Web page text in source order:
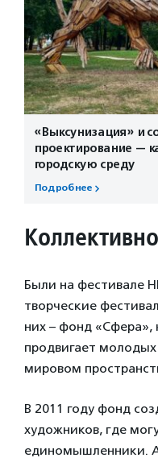
«Выксунизация» и
проектирование —
городскую среду
Подробнее
Были на фестивале
творческие
них – фонд
продвигает
мировом
В 2011 году фонд
художников, где
единомышленники. А